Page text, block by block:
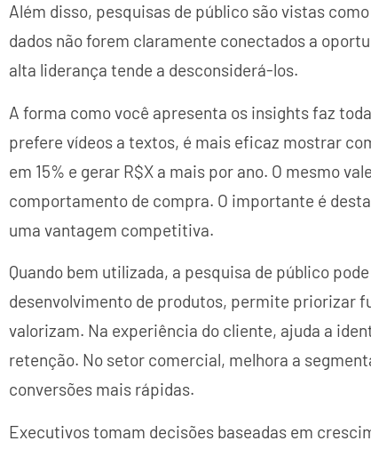
Além disso, pesquisas de público são vistas
dados não forem claramente conectados a
alta liderança tende a desconsiderá-los.
A forma como você apresenta os insights faz
prefere vídeos a textos, é mais eficaz mostrar
em 15% e gerar R$X a mais por ano. O mesmo
comportamento de compra. O importante é
uma vantagem competitiva.
Quando bem utilizada, a pesquisa de público
desenvolvimento de produtos, permite priorizar
valorizam. Na experiência do cliente, ajuda a
retenção. No setor comercial, melhora a
conversões mais rápidas.
Executivos tomam decisões baseadas em